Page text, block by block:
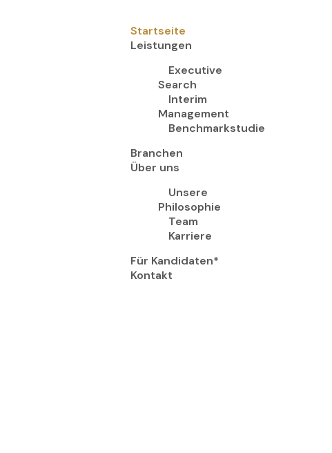
Startseite
Leistungen
Executive
Search
Interim
Management
Benchmarkstudie
Branchen
Über uns
Unsere
Philosophie
Team
Karriere
Für Kandidaten*
Kontakt